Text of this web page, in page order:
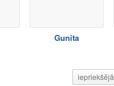
Gunita
iepriekšējā